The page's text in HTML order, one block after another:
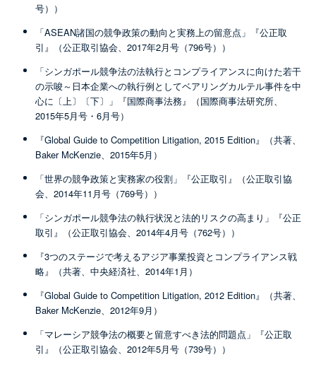
号））
「ASEAN諸国の競争政策の動向と実務上の留意点」『公正取
引』（公正取引協会、2017年2月号（796号））
「シンガポール競争法の法執行とコンプライアンスに向けた若干
の示唆～日本企業への執行例としてベアリングカルテル事件を中
心に〔上〕〔下〕」『国際商事法務』（国際商事法研究所、
2015年5月号・6月号）
『Global Guide to Competition Litigation, 2015 Edition』（共著、
Baker McKenzie、2015年5月）
「世界の競争政策と実務家の役割」『公正取引』（公正取引協
会、2014年11月号（769号））
「シンガポール競争法の執行状況と法的リスクの高まり」『公正
取引』（公正取引協会、2014年4月号（762号））
『3つのステージで考えるアジア事業投資とコンプライアンス戦
略』（共著、中央経済社、2014年1月）
『Global Guide to Competition Litigation, 2012 Edition』（共著、
Baker McKenzie、2012年9月）
「マレーシア競争法の概要と留意すべき法的問題点」『公正取
引』（公正取引協会、2012年5月号（739号））